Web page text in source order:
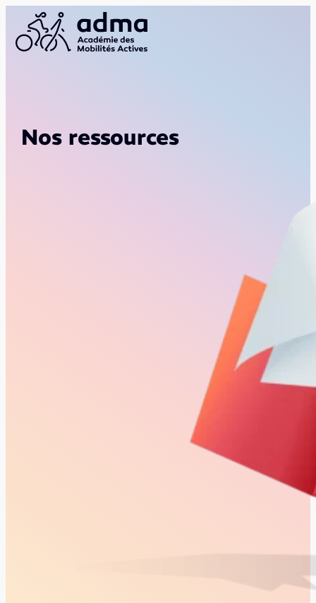
Nos ressources